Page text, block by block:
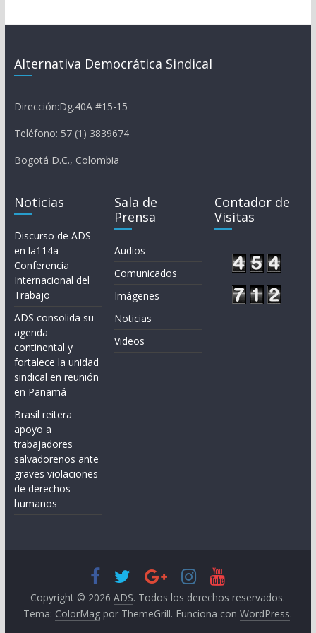
Alternativa Democrática Sindical
Dirección:Dg.40A #15-15
Teléfono: 57 (1) 3839674
Bogotá D.C., Colombia
Noticias
Discurso de ADS
en la114a
Conferencia
Internacional del
Trabajo
ADS consolida su
agenda
continental y
fortalece la unidad
sindical en reunión
en Panamá
Brasil reitera
apoyo a
trabajadores
salvadoreños ante
graves violaciones
de derechos
humanos
Sala de
Prensa
Audios
Comunicados
Imágenes
Noticias
Videos
Contador de
Visitas
Copyright © 2026ADS. Todos los derechos reservados.
Tema: ColorMag por ThemeGrill. Funciona conWordPress.